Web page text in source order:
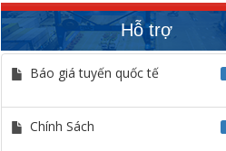
Hỗ trợ
Báo giá tuyến quốc tế
Chính Sách